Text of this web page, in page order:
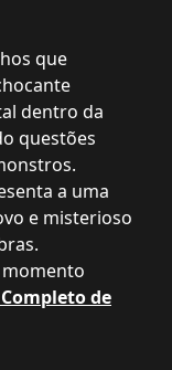
que
dentro da
questões
a uma
e misterioso
de